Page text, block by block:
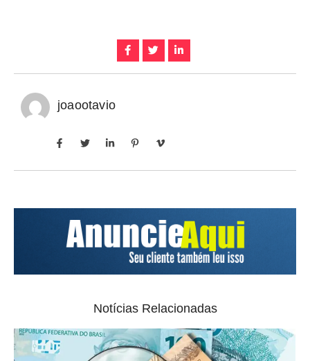
joaootavio
Notícias Relacionadas